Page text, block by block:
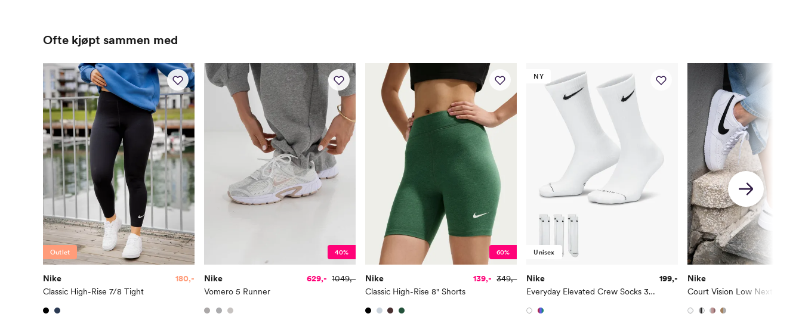
Ofte kjøpt sammen med
Outlet
Nike
Classic High-Rise 7/8 Tight
180,-
40%
Nike
Vomero 5 Runner
629,- 1049,-
60%
Nike
Classic High-Rise 8" Shorts
139,- 349,-
NY
Unisex
Nike
Everyday Elevated Crew Socks 3pk
199,-
Nike